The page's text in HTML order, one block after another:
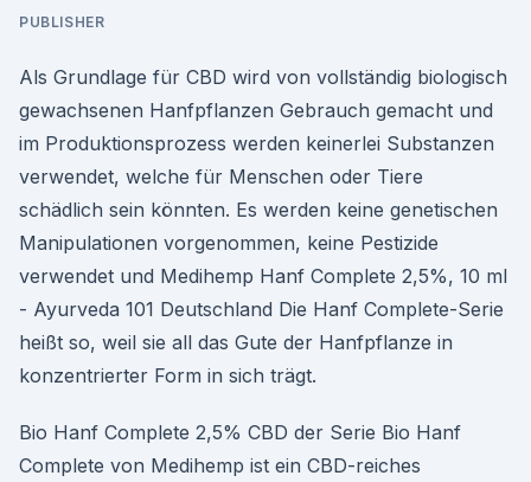
PUBLISHER
Als Grundlage für CBD wird von vollständig biologisch
gewachsenen Hanfpflanzen Gebrauch gemacht und
im Produktionsprozess werden keinerlei Substanzen
verwendet, welche für Menschen oder Tiere
schädlich sein könnten. Es werden keine genetischen
Manipulationen vorgenommen, keine Pestizide
verwendet und Medihemp Hanf Complete 2,5%, 10 ml
- Ayurveda 101 Deutschland Die Hanf Complete-Serie
heißt so, weil sie all das Gute der Hanfpflanze in
konzentrierter Form in sich trägt.
Bio Hanf Complete 2,5% CBD der Serie Bio Hanf
Complete von Medihemp ist ein CBD-reiches